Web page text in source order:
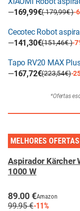
—169,99€( 179,99€ )-
Cecotec Robot
—141,30€(151,46€ )-
Tapo RV20 MAX
—167,72€(223,54€)-
*Ofertas
MELHORES
Aspirador Kärcher
1000 W
89.00 €Amazon
99.95 €-11%